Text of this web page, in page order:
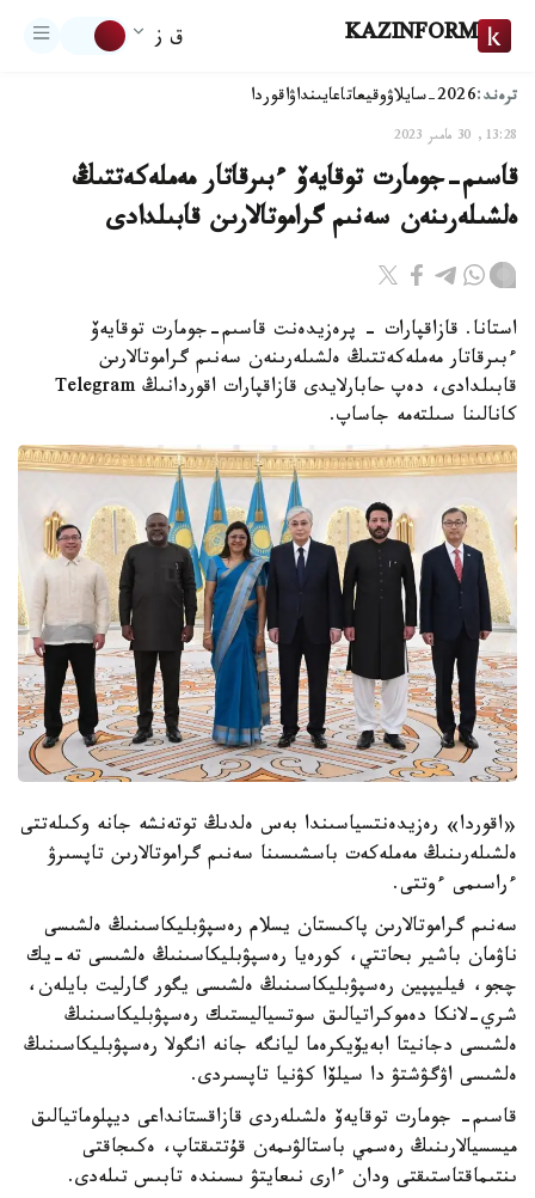
KAZINFORM ق ز
ترەند:2026-سايلاۋ وقيعاتاعايىنداۋاقوردا
13:28, 30 مامىر 2023
قاسىم-جومارت توقايەۆ ءبىرقاتار مەملەكەتتىڭ
ەلشىلەرىنەن سەنىم گراموتالارىن قابىلدادى
استانا. قازاقپارات - پرەزيدەنت قاسىم-جومارت توقايەۆ
ءبىرقاتار مەملەكەتتىڭ ەلشىلەرىنەن سەنىم گراموتالارىن
قابىلدادى، دەپ حابارلايدى قازاقپارات اقوردانىڭ Telegram
كانالىنا سىلتەمە جاساپ.
«اقوردا» رەزيدەنتسياسىندا بەس ەلدىڭ توتەنشە جانە وكىلەتتى
ەلشىلەرىنىڭ مەملەكەت باسشىسىنا سەنىم گراموتالارىن تاپسىرۋ
ءراسىمى ءوتتى.
سەنىم گراموتالارىن پاكىستان يسلام رەسپۋبليكاسىنىڭ ەلشىسى
ناۋمان باشير بحاتتي، كورەيا رەسپۋبليكاسىنىڭ ەلشىسى تە-يك
چجو، فيليپپين رەسپۋبليكاسىنىڭ ەلشىسى يگور گارليت بايلەن،
شري-لانكا دەموكراتيالىق سوتسياليستىك رەسپۋبليكاسىنىڭ
ەلشىسى دجانيتا ابەيۆيكرەما ليانگە جانە انگولا رەسپۋبليكاسىنىڭ
ەلشىسى اۋگۋشتۋ دا سيلۆا كۋنيا تاپسىردى.
قاسىم- جومارت توقايەۆ ەلشىلەردى قازاقستانداعى ديپلوماتيالىق
ميسسيالارىنىڭ رەسمي باستالۋىمەن قۇتتىقتاپ، ەكىجاقتى
ىنتىماقتاستىقتى ودان ءارى نىعايتۋ ىسىندە تابىس تىلەدى.